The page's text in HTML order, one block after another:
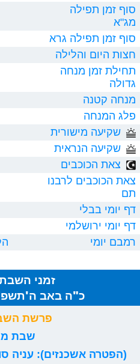
סוף זמן תפילה
מג"א
סוף זמן תפילה גרא
חצות היום והלילה
תחילת זמן מנחה
גדולה
מנחה קטנה
פלג המנחה
שקיעה מישורית
שקיעה הנראית
צאת הכוכבים
צאת הכוכבים לרבנו
תם
דף יומי בבלי
דף יומי ירושלמי
רמבם יומי
זמני
כ"ה באב ה'תשפ"ו 08/08/
פרשת
שבת
(הפטרה אשכנזים): עניה